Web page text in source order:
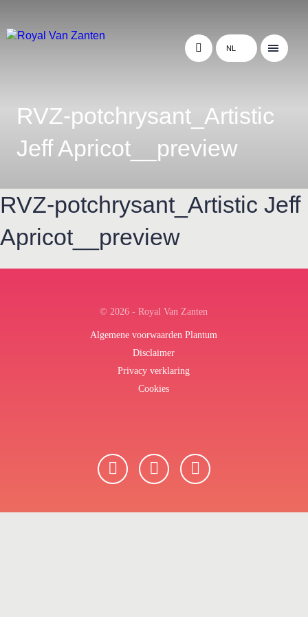
NL
RVZ-potchrysant_Artistic
Jeff Apricot__preview
RVZ-potchrysant_Artistic Jeff
Apricot__preview
© 2026 - Royal Van Zanten
Algemene voorwaarden Plantum
Disclaimer
Privacy verklaring
Cookies